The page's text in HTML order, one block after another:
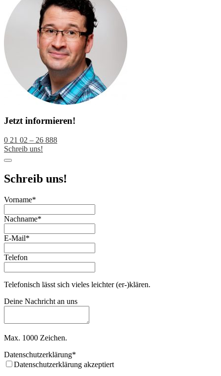
Jetzt informieren!
0 21 02 – 26 888
Schreib uns!
Schreib uns!
Email*
Vorname*
Nachname*
E-Mail*
Telefon
Telefonisch lässt sich vieles leichter (er-)klären.
Deine Nachricht an uns
Max. 1000 Zeichen.
Datenschutzerklärung*
Datenschutzerklärung akzeptiert